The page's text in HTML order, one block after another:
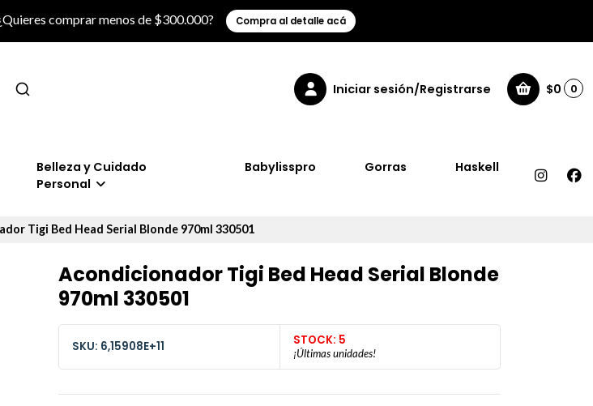
comprar menos de $300.000? Compra al detalle acá
Iniciar sesión/Registrarse $0 0
Belleza y Cuidado
Personal
Babylisspro Gorras Haskell
Tigi Bed Head Serial Blonde 970ml 330501
Acondicionador Tigi Bed Head Serial Blonde
970ml 330501
SKU: 6,15908E+11 STOCK: 5
¡Últimas unidades!